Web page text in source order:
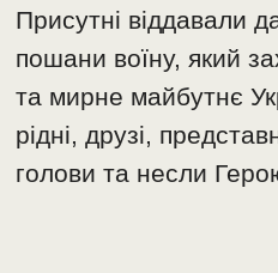
Присутні віддавали
пошани воїну, який
та мирне майбутнє
рідні, друзі,
голови та несли